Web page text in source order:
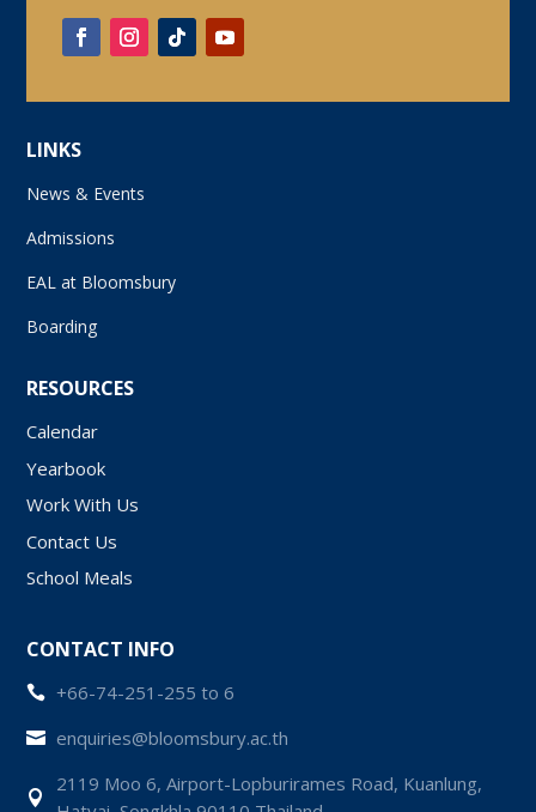
LINKS
News & Events
Admissions
EAL at Bloomsbury
Boarding
RESOURCES
Calendar
Yearbook
Work With Us
Contact Us
School Meals
CONTACT INFO
 +66-74-251-255 to 6
 enquiries@bloomsbury.ac.th

2119 Moo 6, Airport-Lopburirames Road, Kuanlung,